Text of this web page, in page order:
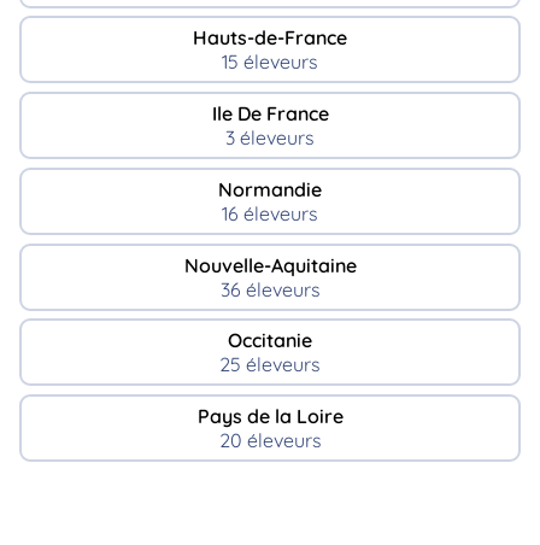
Hauts-de-France
15 éleveurs
Ile De France
3 éleveurs
Normandie
16 éleveurs
Nouvelle-Aquitaine
36 éleveurs
Occitanie
25 éleveurs
Pays de la Loire
20 éleveurs